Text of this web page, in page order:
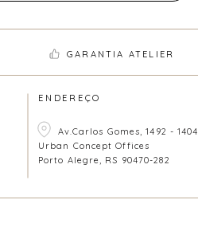
GARANTIA ATELIER
ENDEREÇO
Av.Carlos Gomes, 1492 - 1404
Urban Concept Offices
Porto Alegre, RS 90470-282